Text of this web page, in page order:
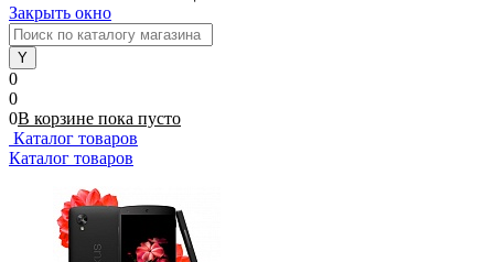
Закрыть окно
0
0
0В корзине пока пусто
Каталог товаров
Каталог товаров